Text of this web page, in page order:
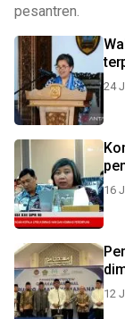
pesantren.
24
16
12